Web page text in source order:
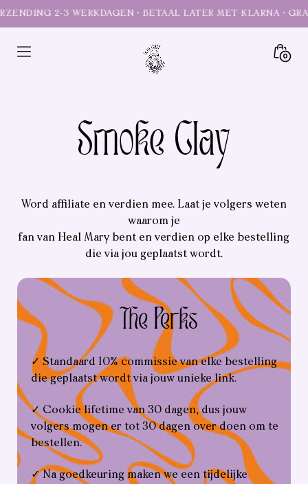
Doorgaan
self-
care
0
Smoke Clay
Word affiliate en verdien mee. Laat je volgers weten
waarom je
fan van Heal Mary bent en verdien op elke bestelling
die via jou geplaatst wordt.
The Perks
✓ Standaard 10% commissie van elke bestelling
die geplaatst wordt via jouw unieke link.
✓ Cookie lifetime van 30 dagen, dus jouw
volgers mogen er tot 30 dagen over doen om te
bestellen.
✓ Na goedkeuring maken we een tijdelijke